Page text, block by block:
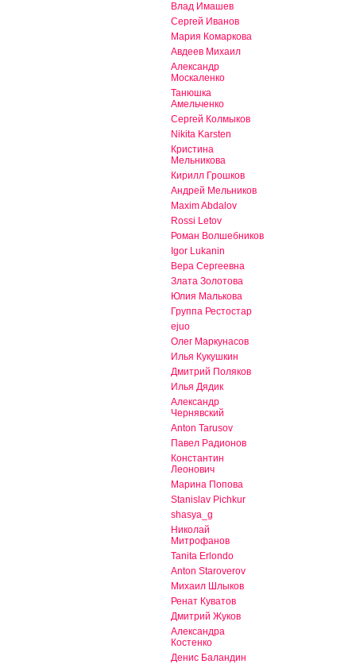
Влад Имашев
Сергей Иванов
Мария Комаркова
Авдеев Михаил
Александр
Москаленко
Танюшка
Амельченко
Сергей Колмыков
Nikita Karsten
Кристина
Мельникова
Кирилл Грошков
Андрей Мельников
Maxim Abdalov
Rossi Letov
Роман Волшебников
Igor Lukanin
Вера Сергеевна
Злата Золотова
Юлия Малькова
Группа Рестостар
ejuo
Олег Маркунасов
Илья Кукушкин
Дмитрий Поляков
Илья Дядик
Александр
Чернявский
Anton Tarusov
Павел Радионов
Константин
Леонович
Марина Попова
Stanislav Pichkur
shasya_g
Николай
Митрофанов
Tanita Erlondo
Anton Staroverov
Михаил Шлыков
Ренат Куватов
Дмитрий Жуков
Александра
Костенко
Денис Баландин